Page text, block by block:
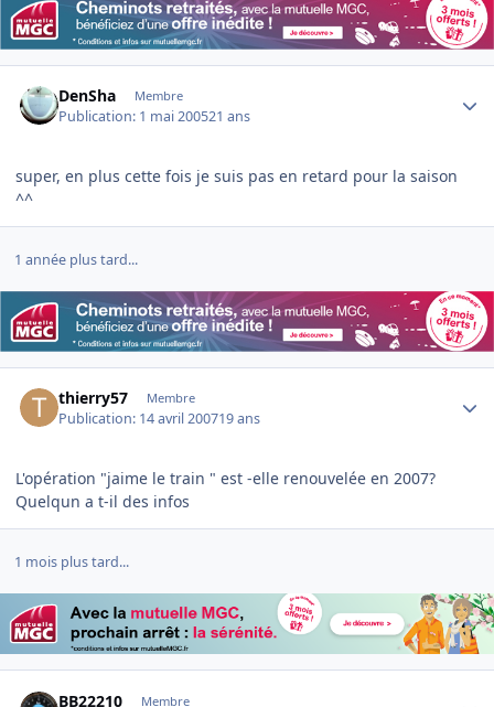
DenSha Membre
Publication: 1 mai 200521 ans
super, en plus cette fois je suis pas en retard pour la saison
^^
1 année plus tard...
thierry57 Membre
Publication: 14 avril 200719 ans
L'opération "jaime le train " est -elle renouvelée en 2007?
Quelqun a t-il des infos
1 mois plus tard...
BB22210 Membre